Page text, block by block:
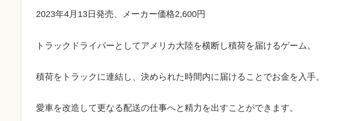
2023年4月13日発売、メーカー価格2,600円
トラックドライバーとしてアメリカ大陸を横断し積荷を届けるゲーム。
積荷をトラックに連結し、決められた時間内に届けることでお金を入手。
愛車を改造して更なる配送の仕事へと精力を出すことができます。